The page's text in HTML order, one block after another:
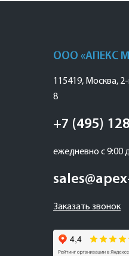
ООО «АПЕКС
115419, Москва,
8
+7 (495)
ежедневно с 9:00
Заказать звонок